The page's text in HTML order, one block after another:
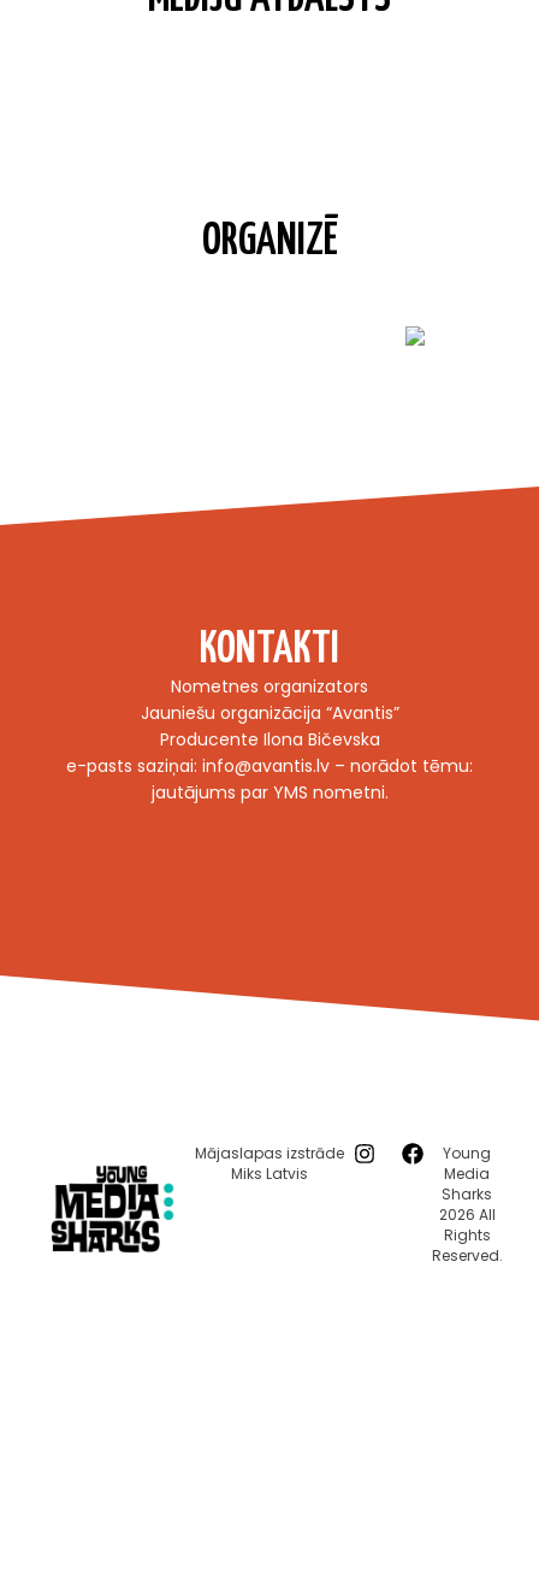
ORGANIZĒ
KONTAKTI
Nometnes organizators
Jauniešu organizācija “Avantis”
Producente Ilona Bičevska
e-pasts saziņai: info@avantis.lv – norādot tēmu:
jautājums par YMS nometni.
Mājaslapas izstrāde
Miks Latvis
Young
Media
Sharks
2026 All
Rights
Reserved.